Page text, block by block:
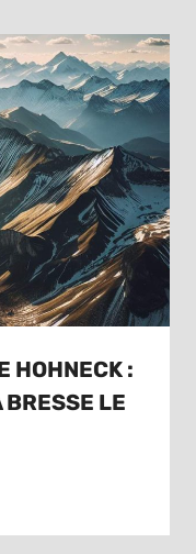
HOHNECK :
LE